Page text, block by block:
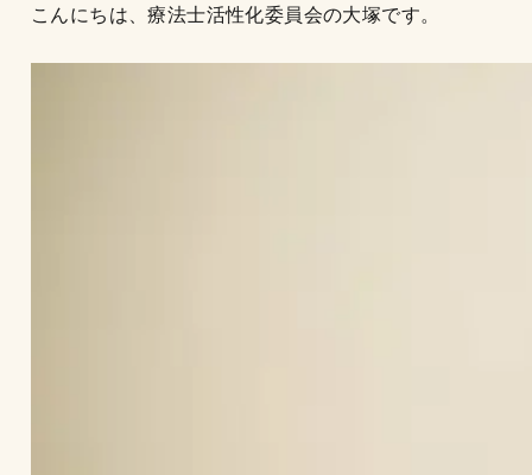
こんにちは、療法士活性化委員会の大塚です。